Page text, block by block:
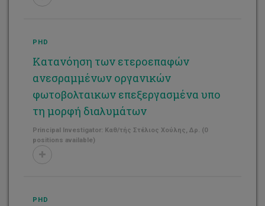
PHD
Κατανόηση των ετεροεπαφών
ανεσραμμένων οργανικών
φωτοβολταικων επεξεργασμένα υπο
τη μορφή διαλυμάτων
Principal Investigator: Καθ/τής Στέλιος Χούλης, Δρ. (0
positions available)
PHD